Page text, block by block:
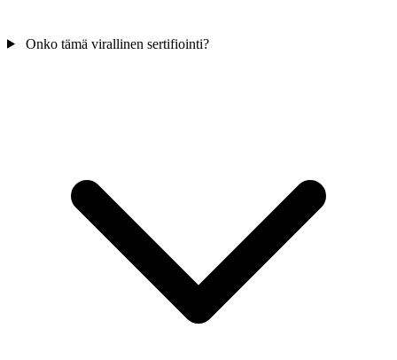
Onko tämä virallinen sertifiointi?